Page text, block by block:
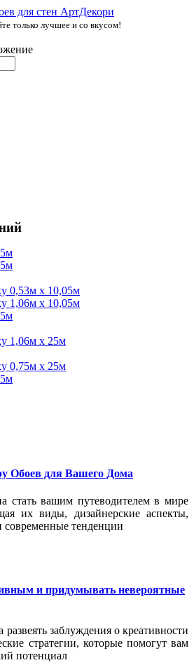
только лучшее и со вкусом!
0,53м x 10,05м
1,06м х 10,05м
1,06м x 25м
0,75м x 25м
Обоев для Вашего Дома
стать вашим путеводителем в мире
их виды, дизайнерские аспекты,
тенденции
и придумывать невероятные
развеять заблуждения о креативности
стратегии, которые помогут вам
потенциал